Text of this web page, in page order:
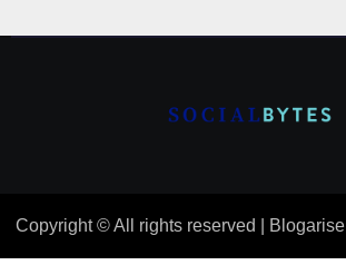
Copyright © All rights reserved Blogarise